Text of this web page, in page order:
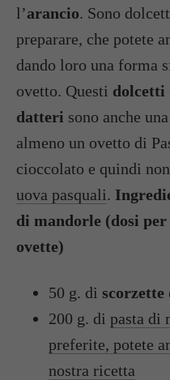
l’arancio. Sono
preparare, che potete
dando loro una forma
ovetto. Questi dolcetti
datteri sono anche
almeno un ovetto di
cioccolato e quindi
uova pasquali.
di mandorle (dosi
ovette)
50 g. di
200 g. di pasta di
preferite, potete
nostra ricetta